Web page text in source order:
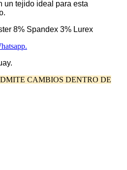
un tejido ideal para esta
8% Spandex 3% Lurex
CAMBIOS DENTRO DE